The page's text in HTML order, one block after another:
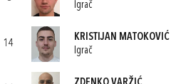
Igrač
14
KRISTIJAN MATOKOVIĆ
Igrač